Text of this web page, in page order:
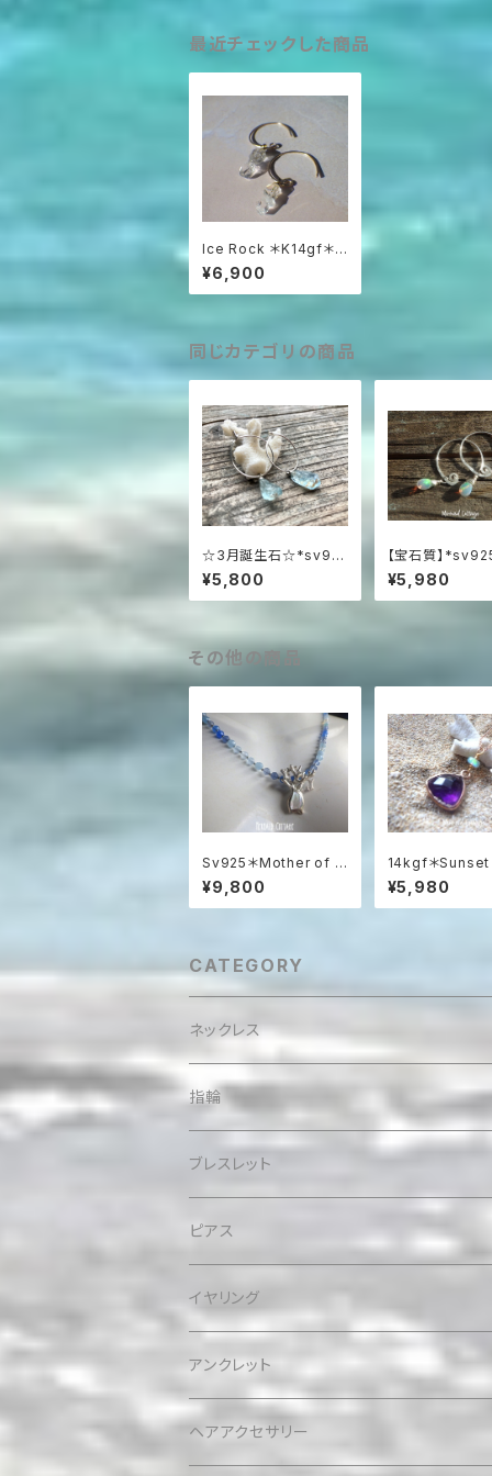
最近チェックした商品
Ice Rock ＊K14gf＊
氷の欠片 ハーキマー
¥6,900
同じカテゴリの商品
☆3月誕生石☆*sv92
5* Raw Aquamarine
アクアマリン原石の一
粒ピアス
¥5,800
【宝石質】
irl and Opal プ
スオパールの渦
アス☆AAAAA
¥5,980
その他の商品
Sv925＊Mother of P
earl & Coral Ocean
Necklace
¥9,800
14kgf＊
bowアメジスト
オパールの夕暮
クレス（14KGF
¥5,980
CATEGORY
ネックレス
指輪
ブレスレット
ピアス
イヤリング
アンクレット
ヘアアクセサリー